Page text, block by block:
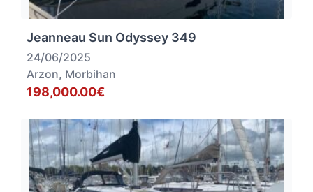
Jeanneau Sun Odyssey 349
24/06/2025
Arzon, Morbihan
198,000.00€